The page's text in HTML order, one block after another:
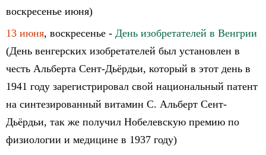
воскресенье июня)
13 июня, воскресенье - День изобретателей в Венгрии
(День венгерских изобретателей был установлен в
честь Альберта Сент-Дьёрдьи, который в этот день в
1941 году зарегистрировал свой национальный патент
на синтезированный витамин С. Альберт Сент-
Дьёрдьи, так же получил Нобелевскую премию по
физиологии и медицине в 1937 году)